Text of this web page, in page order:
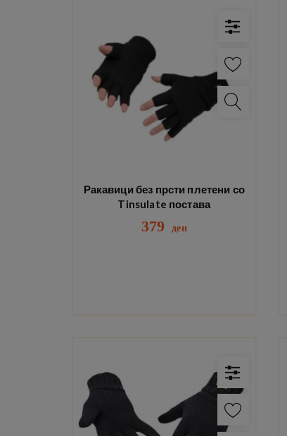
Ракавици без прсти плетени со
Tinsulate постава
379 ден